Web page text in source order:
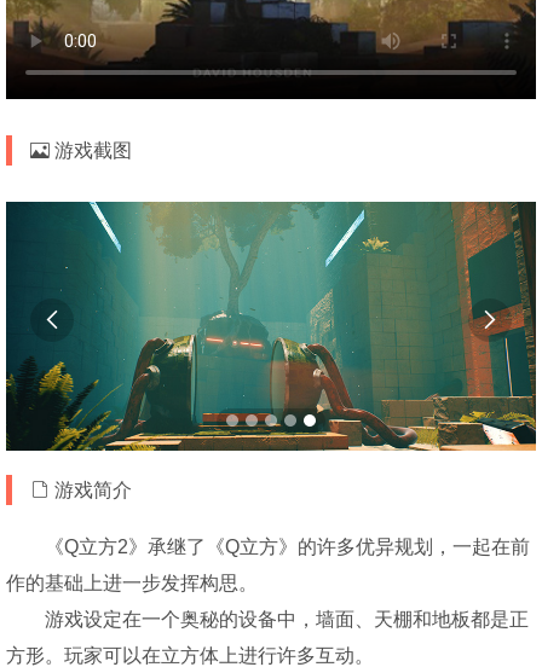
游戏截图
 
游戏简介
《Q立方2》承继了《Q立方》的许多优异规划，一起在前
作的基础上进一步发挥构思。
游戏设定在一个奥秘的设备中，墙面、天棚和地板都是正
方形。玩家可以在立方体上进行许多互动。